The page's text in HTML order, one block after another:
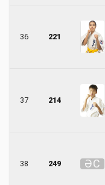
36 221
37 214
38 249 ӘС